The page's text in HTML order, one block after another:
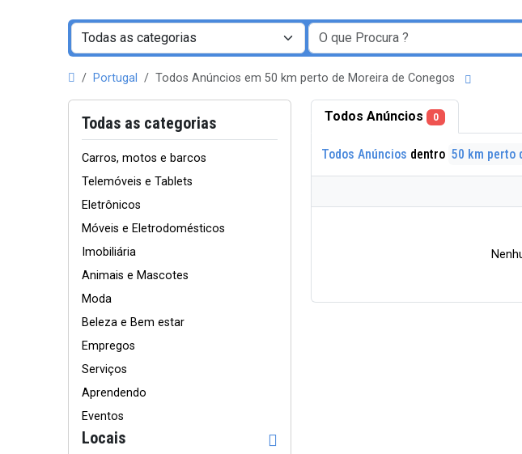
Portugal Todos Anúncios em 50 km perto de Moreira de Conegos
Todas as categorias
Carros, motos e barcos
Telemóveis e Tablets
Eletrônicos
Móveis e Eletrodomésticos
Imobiliária
Animais e Mascotes
Moda
Beleza e Bem estar
Empregos
Serviços
Aprendendo
Eventos
Locais
Todos Anúncios 0
Todos Anúncios dentro 50 km perto